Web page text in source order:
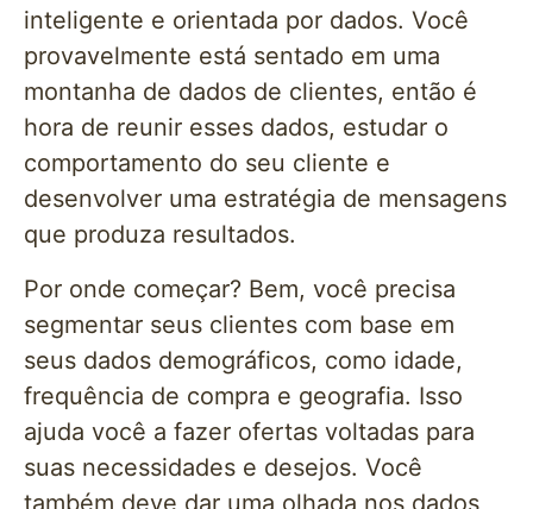
inteligente e orientada por dados. Você
provavelmente está sentado em uma
montanha de dados de clientes, então é
hora de reunir esses dados, estudar o
comportamento do seu cliente e
desenvolver uma estratégia de mensagens
que produza resultados.
Por onde começar? Bem, você precisa
segmentar seus clientes com base em
seus dados demográficos, como idade,
frequência de compra e geografia. Isso
ajuda você a fazer ofertas voltadas para
suas necessidades e desejos. Você
também deve dar uma olhada nos dados